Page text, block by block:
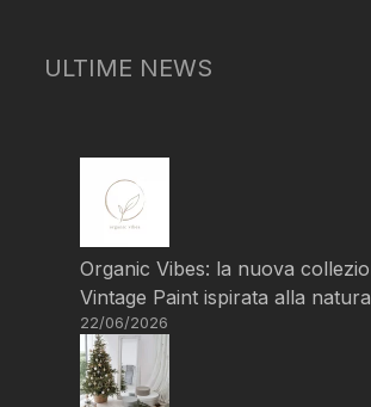
ULTIME NEWS
Organic Vibes: la nuova
Vintage Paint ispirata alla natura
22/06/2026